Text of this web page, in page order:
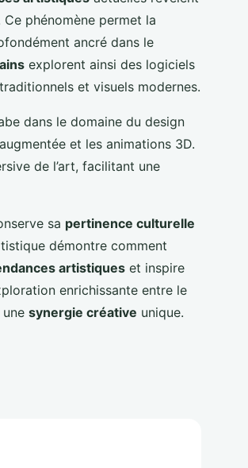
phénomène permet la
ancré dans le
explorent ainsi des logiciels
et visuels modernes.
dans le domaine du design
et les animations 3D.
de l’art, facilitant une
sa pertinence culturelle
démontre comment
artistiques et inspire
enrichissante entre le
synergie créative unique.